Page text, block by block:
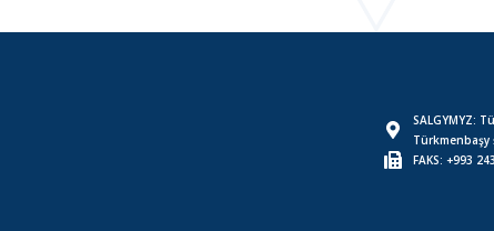
SALGYMYZ:
Türkmenbaşy
FAKS: +993